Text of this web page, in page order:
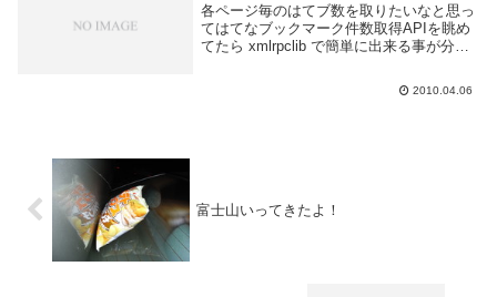
各ページ毎のはてブ数を取りたいなと思っ
てはてなブックマーク件数取得APIを眺め
てたら xmlrpclib で簡単に出来る事が分か
2010.04.06
富士山いってきたよ！